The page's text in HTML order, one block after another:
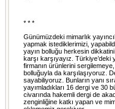
* * *
Günümüzdeki mimarlık
yapmak istediklerimizi,
yayın bolluğu herkesin
karşı karşıyayız.
firmanın ürünlerini
bolluğuyla da karşılaşıyoruz.
sayabiliyoruz. Bunların yanı
yayımladıkları 16 dergi ve 30
civarında hakemli dergi de
zenginliğine katkı yapan ve